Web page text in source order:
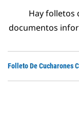
Hay folletos
documentos
Folleto De Cucharones